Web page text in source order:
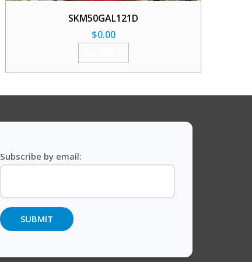
SKM50GAL121D
$0.00
Subscribe by email: